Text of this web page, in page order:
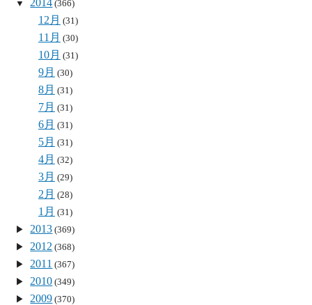
(366)
12月 (31)
11月 (30)
10月 (31)
9月 (30)
8月 (31)
7月 (31)
6月 (31)
5月 (31)
4月 (32)
3月 (29)
2月 (28)
1月 (31)
2013 (369)
2012 (368)
2011 (367)
2010 (349)
2009 (370)